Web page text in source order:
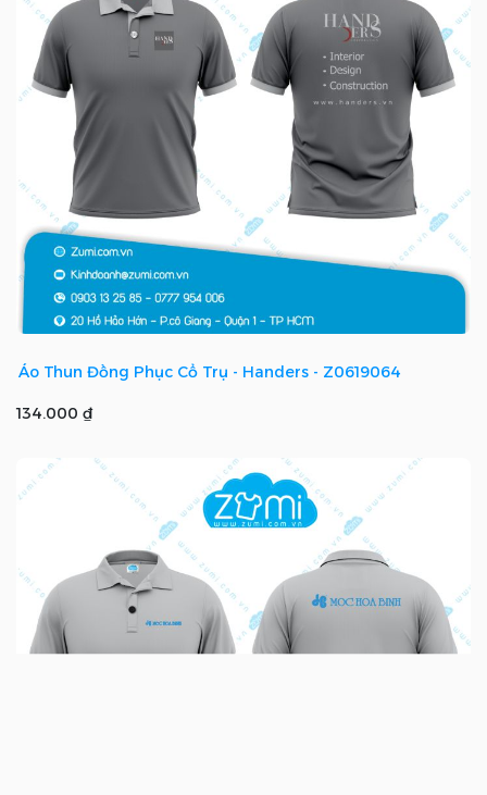
Áo Thun Đồng Phục Cổ Trụ - Handers - Z0619064
134.000 ₫